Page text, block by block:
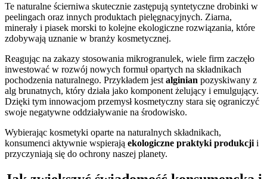
Te naturalne ścierniwa skutecznie zastępują syntetyczne drobinki w
peelingach oraz innych produktach pielęgnacyjnych. Ziarna,
minerały i piasek morski to kolejne ekologiczne rozwiązania, które
zdobywają uznanie w branży kosmetycznej.
Reagując na zakazy stosowania mikrogranulek, wiele firm zaczęło
inwestować w rozwój nowych formuł opartych na składnikach
pochodzenia naturalnego. Przykładem jest alginian pozyskiwany z
alg brunatnych, który działa jako komponent żelujący i emulgujący.
Dzięki tym innowacjom przemysł kosmetyczny stara się ograniczyć
swoje negatywne oddziaływanie na środowisko.
Wybierając kosmetyki oparte na naturalnych składnikach,
konsumenci aktywnie wspierają ekologiczne praktyki produkcji i
przyczyniają się do ochrony naszej planety.